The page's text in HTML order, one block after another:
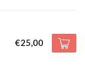
€25,00